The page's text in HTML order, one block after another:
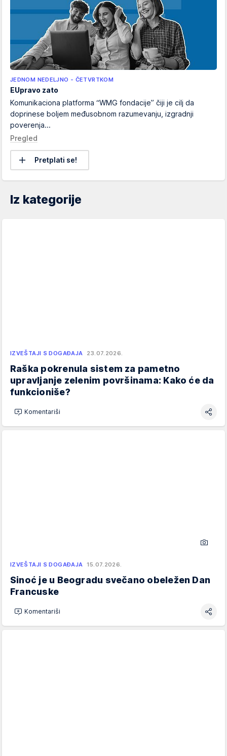
JEDNOM NEDELJNO - ČETVRTKOM
EUpravo zato
Komunikaciona platforma “WMG fondacije” čiji je cilj da
doprinese boljem međusobnom razumevanju, izgradnji
poverenja...
Pregled
Pretplati se!
Iz kategorije
IZVEŠTAJI S DOGAĐAJA 23.07.2026.
Raška pokrenula sistem za pametno
upravljanje zelenim površinama: Kako će da
funkcioniše?
Komentariši
IZVEŠTAJI S DOGAĐAJA 15.07.2026.
Sinoć je u Beogradu svečano obeležen Dan
Francuske
Komentariši